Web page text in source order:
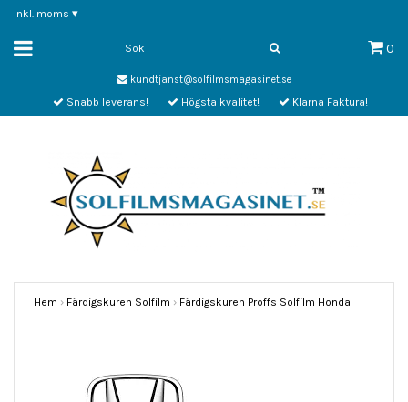
Inkl. moms ▾
0
kundtjanst@solfilmsmagasinet.se
Snabb leverans! Högsta kvalitet! Klarna Faktura!
Hem › Färdigskuren Solfilm › Färdigskuren Proffs Solfilm Honda